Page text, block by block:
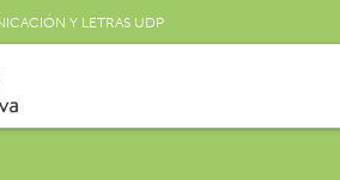
Y LETRAS UDP